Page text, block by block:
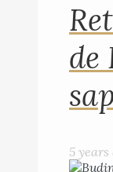
de
5 years